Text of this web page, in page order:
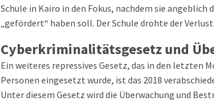
Schule in Kairo in den Fokus, nachdem sie
„gefördert“ haben soll. Der Schule drohte der
Cyberkriminalitätsgesetz und
Ein weiteres repressives Gesetz, das in den letzten
Personen eingesetzt wurde, ist das 2018
Unter diesem Gesetz wird die Überwachung und